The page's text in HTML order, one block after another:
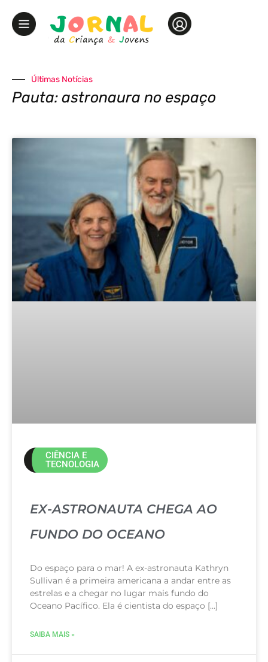
Últimas Notícias
Pauta: astronaura no espaço
CIÊNCIA E
TECNOLOGIA
EX-ASTRONAUTA CHEGA AO
FUNDO DO OCEANO
Do espaço para o mar! A ex-astronauta Kathryn
Sullivan é a primeira americana a andar entre as
estrelas e a chegar no lugar mais fundo do
Oceano Pacífico. Ela é cientista do espaço […]
SAIBA MAIS »